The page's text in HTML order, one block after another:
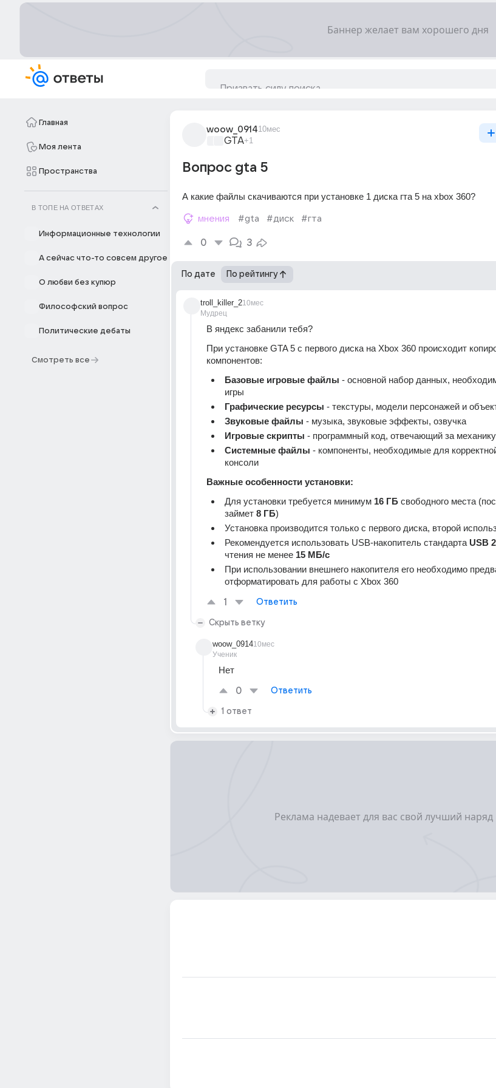
Главная
Моя лента
Пространства
В ТОПЕ НА ОТВЕТАХ
Информационные технологии
А сейчас что-то совсем другое
О любви без купюр
Философский вопрос
Политические дебаты
Смотреть все
woow_091410мес
GTA+1
Вопрос gta 5
А какие файлы скачиваются при установке 1 диска гта 5 на xbox 360?
мнения #gta #диск #гта
0 3
По дате По рейтингу
troll_killer_2
Мудрец
10мес
В яндекс забанили тебя?
При установке GTA 5 с первого диска на Xbox 360 происходит
компонентов:
Базовые игровые файлы - основной набор данных,
игры
Графические ресурсы - текстуры, модели персонажей и
Звуковые файлы - музыка, звуковые эффекты, озвучка
Игровые скрипты - программный код, отвечающий за
Системные файлы - компоненты, необходимые для
консоли
Важные особенности установки:
Для установки требуется минимум 16 ГБ свободного места
займет 8 ГБ)
Установка производится только с первого диска, второй
Рекомендуется использовать USB-накопитель стандарта USB
чтения не менее 15 МБ/с
При использовании внешнего накопителя его необходимо
отформатировать для работы с Xbox 360
1 Ответить
Скрыть ветку
woow_0914
Ученик
10мес
Нет
0 Ответить
1 ответ